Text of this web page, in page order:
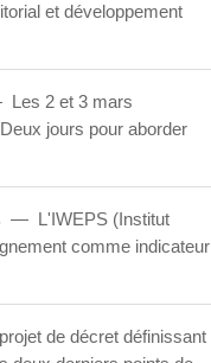
et développement
2 et 3 mars
jours pour aborder
— L'IWEPS (Institut
comme indicateur
de décret définissant